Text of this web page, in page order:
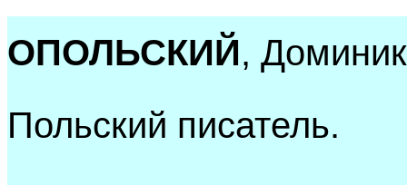
ОПОЛЬСКИЙ,
Польский писатель.